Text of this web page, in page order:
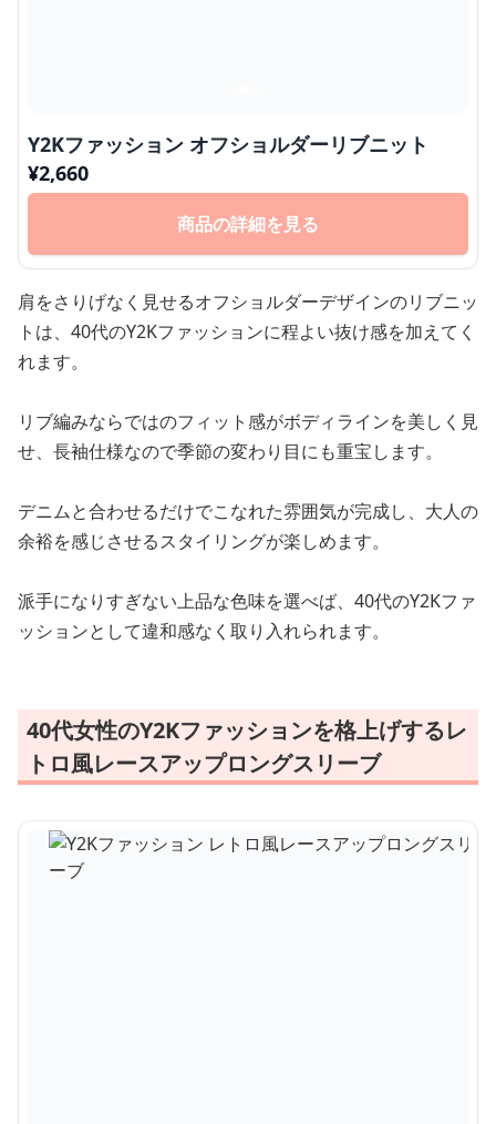
Y2Kファッション オフショルダーリブニット
¥2,660
商品の詳細を見る
肩をさりげなく見せるオフショルダーデザインのリブニッ
トは、40代のY2Kファッションに程よい抜け感を加えてく
れます。
リブ編みならではのフィット感がボディラインを美しく見
せ、長袖仕様なので季節の変わり目にも重宝します。
デニムと合わせるだけでこなれた雰囲気が完成し、大人の
余裕を感じさせるスタイリングが楽しめます。
派手になりすぎない上品な色味を選べば、40代のY2Kファ
ッションとして違和感なく取り入れられます。
40代女性のY2Kファッションを格上げするレ
トロ風レースアップロングスリーブ